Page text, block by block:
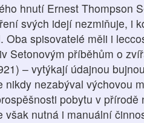
hnutí Ernest Thompson
svých idejí nezmiňuje, i
Oba spisovatelé měli i
Setonovým příběhům o
– vytýkají údajnou
nikdy nezabýval výchovou
pobytu v
však nutná i manuální